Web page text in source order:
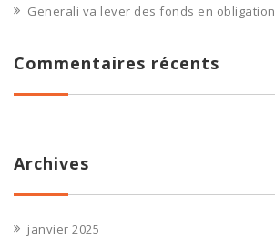
Generali va lever des fonds en obligation
Commentaires récents
Archives
janvier 2025